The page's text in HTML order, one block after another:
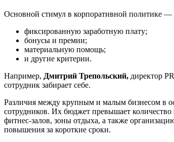
Основной стимул в корпоративной политике —
фиксированную заработную плату;
бонусы и премии;
материальную помощь;
и другие критерии.
Например, Дмитрий Трепольский, директор
сотрудник забирает себе.
Различия между крупным и малым бизнесом в
сотрудников. Их бюджет превышает
фитнес-залов, зоны отдыха, а также
повышения за короткие сроки.